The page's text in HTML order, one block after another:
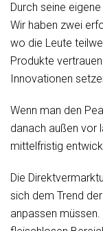
Durch seine
Wir haben zwei
wo die Leute
Produkte
Innovationen
Wenn man den
danach außen vor
mittelfristig
Die
sich dem Trend
anpassen